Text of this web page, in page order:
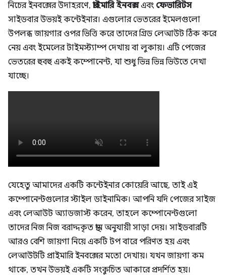
নিচের ইনবক্সের উদাহরণে,প্রাইমারি ইনবক্সএবং ফেভারিটস
সাইডবার উভয়ই কন্টেইনার। এগুলোর ভেতরের ইমেলগুলো
উপলব্ধ জায়গার ওপর ভিত্তি করে তাদের গ্রিড লেআউট ঠিক করে
নেয় এবং ইমেলের টাইমস্ট্যাম্প দেখায় বা লুকায়। এটি পেজের
ভেতরের হুবহু একই কম্পোনেন্ট, যা শুধু ভিন্ন ভিন্ন ভিউতে দেখা
যাচ্ছে।
যেহেতু আমাদের একটি কন্টেইনার কোয়েরি আছে, তাই এই
কম্পোনেন্টগুলোর স্টাইল ডাইনামিক। আপনি যদি পেজের সাইজ
এবং লেআউট অ্যাডজাস্ট করেন, তাহলে কম্পোনেন্টগুলো
তাদের নিজ নিজ বরাদ্দকৃত স্থান অনুযায়ী সাড়া দেয়। সাইডবারটি
আরও বেশি জায়গা নিয়ে একটি টপ বারে পরিণত হয় এবং
লেআউটটি প্রাইমারি ইনবক্সের মতো দেখায়। যখন জায়গা কম
থাকে, তখন উভয়ই একটি সংকুচিত আকারে প্রদর্শিত হয়।